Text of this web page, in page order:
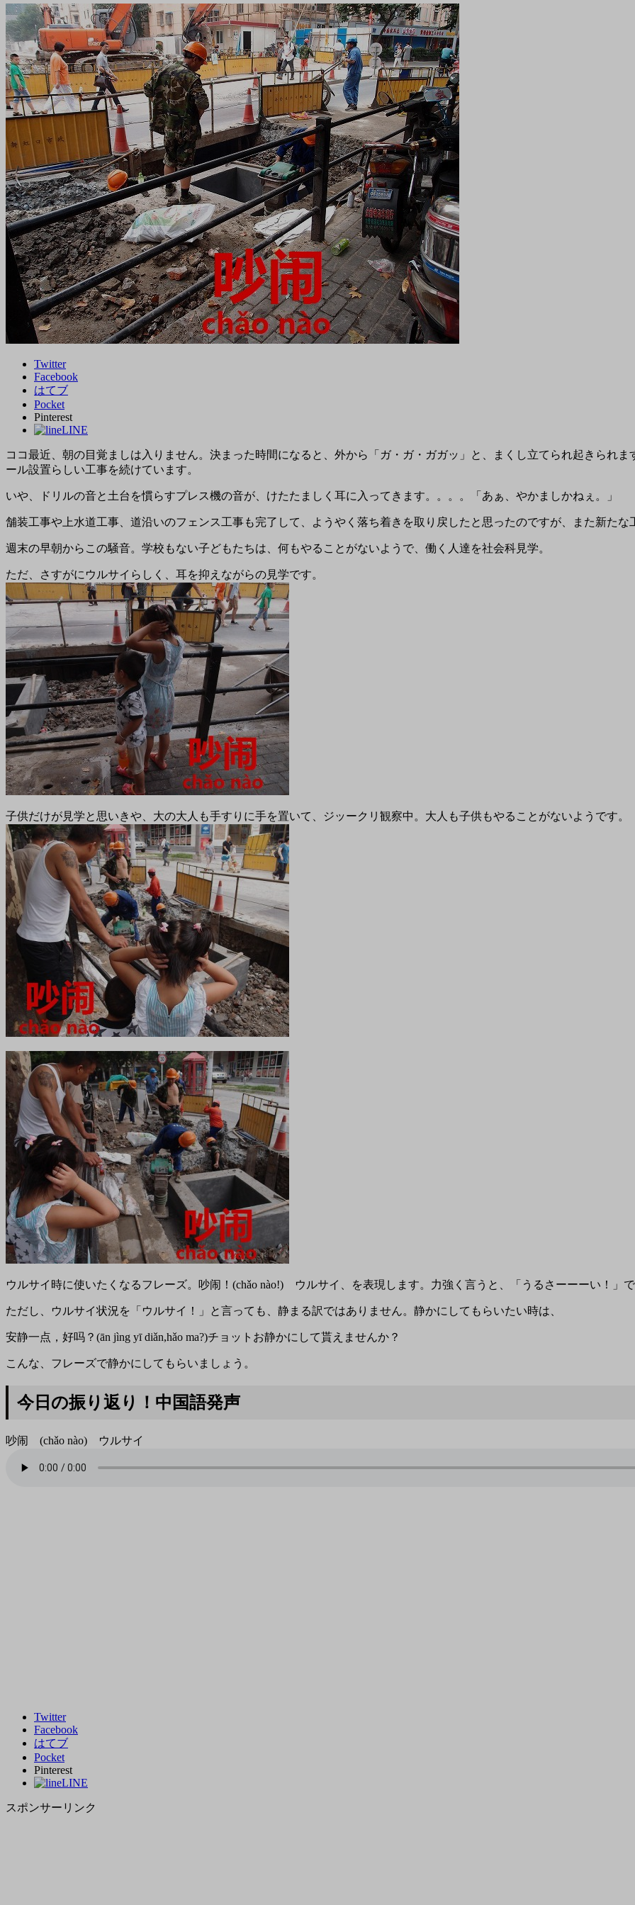
Twitter
Facebook
はてブ
Pocket
Pinterest
LINE
ココ最近、朝の目覚ましは入りません。決まった時間になると、外から「ガ・ガ・ガガッ」と、まくし立てられ起きられ
ール設置らしい工事を続けています。
いや、ドリルの音と土台を慣らすプレス機の音が、けたたましく耳に入ってきます。。。。「あぁ、やかましかねぇ。」
舗装工事や上水道工事、道沿いのフェンス工事も完了して、ようやく落ち着きを取り戻したと思ったのですが、また新た
週末の早朝からこの騒音。学校もない子どもたちは、何もやることがないようで、働く人達を社会科見学。
ただ、さすがにウルサイらしく、耳を抑えながらの見学です。
子供だけが見学と思いきや、大の大人も手すりに手を置いて、ジッークリ観察中。大人も子供もやることがないようです。
ウルサイ時に使いたくなるフレーズ。吵闹！(chǎo nào!) ウルサイ、を表現します。力強く言うと、「うるさーーーい！」
ただし、ウルサイ状況を「ウルサイ！」と言っても、静まる訳ではありません。静かにしてもらいたい時は、
安静一点，好吗？(ān jìng yī diǎn,hǎo ma?)チョットお静かにして貰えませんか？
こんな、フレーズで静かにしてもらいましょう。
今日の振り返り！中国語発声
吵闹 (chǎo nào) ウルサイ
Twitter
Facebook
はてブ
Pocket
Pinterest
LINE
スポンサーリンク